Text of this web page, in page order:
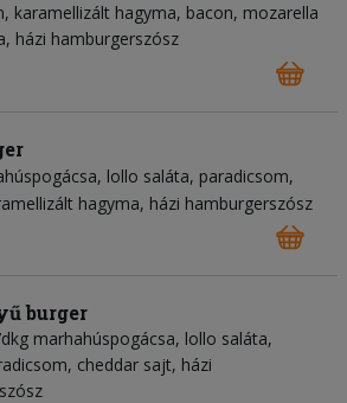
karamellizált hagyma, bacon, mozarella
házi hamburgerszósz
lollo saláta paradicsom
hagyma házi hamburgerszósz
burger
marhahúspogácsa, lollo saláta,
cheddar sajt, házi